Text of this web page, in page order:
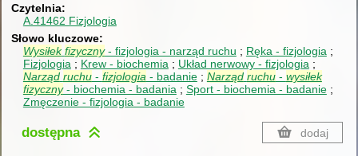
Czytelnia
A.41462 Fizjologia
Słowo kluczowe
Wysiłek fizyczny- fizjologia - narząd ruchu
Ręka - fizjologia
Fizjologia
Krew - biochemia
Układ nerwowy - fizjologia
Narząd ruchu- fizjologia - badanie Narząd ruchu- wysiłek
fizyczny- biochemia - badania
Sport - biochemia - badanie
Zmęczenie - fizjologia - badanie
dostępna dodaj